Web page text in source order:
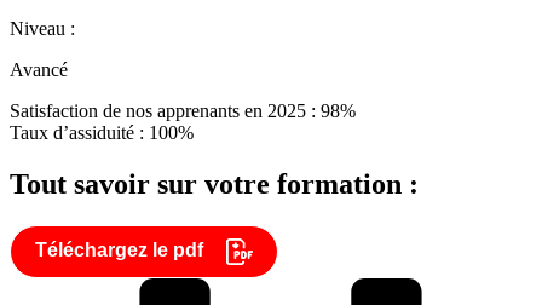
Niveau :
Avancé
Satisfaction de nos apprenants en 2025 : 98%
Taux d’assiduité : 100%
Tout savoir sur votre formation :
Téléchargez le pdf